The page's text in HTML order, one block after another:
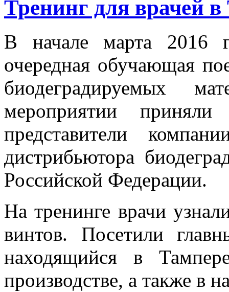
Тренинг для врачей
В начале марта 2016
очередная обучающая
биодеградируемых
мероприятии
представители
дистрибьютора
Российской Федерации.
На тренинге врачи
винтов. Посетили
находящийся в
производстве, а также в